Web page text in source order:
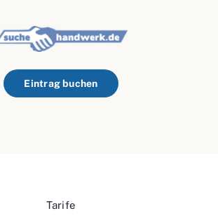
Eintrag buchen
Tarife